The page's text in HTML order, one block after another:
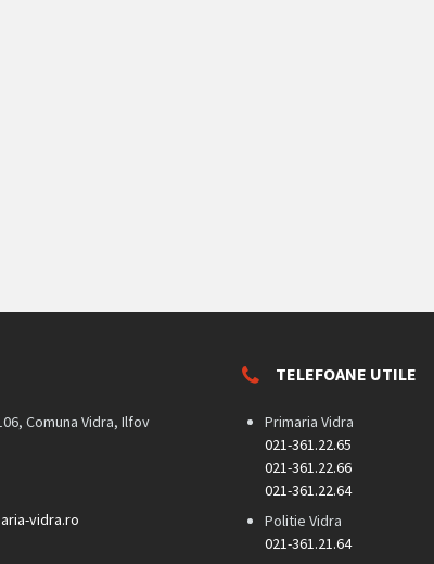
Comuna Vidra, Ilfov
vidra.ro
TELEFOANE UTILE
Primaria Vidra
021-361.22.65
021-361.22.66
021-361.22.64
Politie Vidra
021-361.21.64